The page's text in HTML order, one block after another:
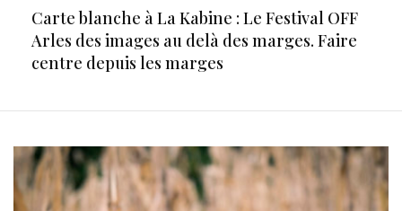
Carte blanche à La Kabine : Le Festival OFF
Arles des images au delà des marges. Faire
centre depuis les marges